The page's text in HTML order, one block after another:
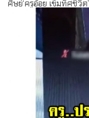
ศิษย์‘ครูอ้อย เข็มทิศชีวิต’